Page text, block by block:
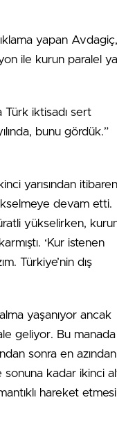
yapan Avdagiç,
ile kurun paralel ya
Türk iktisadı sert
bunu gördük.”
yarısından itibaren
devam etti.
yükselirken,
‘Kur istenen
Türkiye’nin dış
yaşanıyor ancak
geliyor. Bu manada
sonra en azından
kadar ikinci
hareket etmesi